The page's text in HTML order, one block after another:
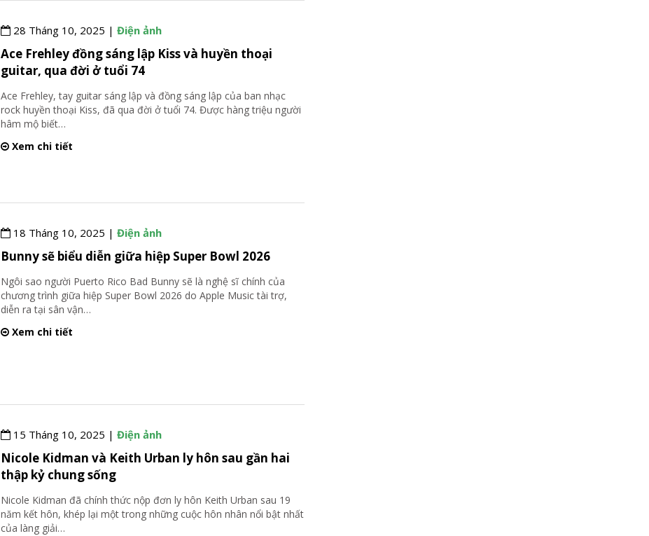
28 Tháng 10, 2025 |Điện ảnh
Ace Frehley đồng sáng lập Kiss và huyền thoại
guitar, qua đời ở tuổi 74
Ace Frehley, tay guitar sáng lập và đồng sáng lập của ban nhạc
rock huyền thoại Kiss, đã qua đời ở tuổi 74. Được hàng triệu người
hâm mộ biết…
Xem chi tiết
18 Tháng 10, 2025 |Điện ảnh
Bunny sẽ biểu diễn giữa hiệp Super Bowl 2026
Ngôi sao người Puerto Rico Bad Bunny sẽ là nghệ sĩ chính của
chương trình giữa hiệp Super Bowl 2026 do Apple Music tài trợ,
diễn ra tại sân vận…
Xem chi tiết
15 Tháng 10, 2025 |Điện ảnh
Nicole Kidman và Keith Urban ly hôn sau gần hai
thập kỷ chung sống
Nicole Kidman đã chính thức nộp đơn ly hôn Keith Urban sau 19
năm kết hôn, khép lại một trong những cuộc hôn nhân nổi bật nhất
của làng giải…